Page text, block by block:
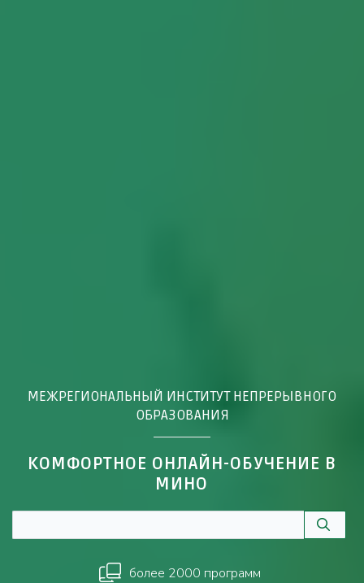
МЕЖРЕГИОНАЛЬНЫЙ ИНСТИТУТ НЕПРЕРЫВНОГО
ОБРАЗОВАНИЯ
КОМФОРТНОЕ ОНЛАЙН-ОБУЧЕНИЕ В
МИНО
более 2000 программ